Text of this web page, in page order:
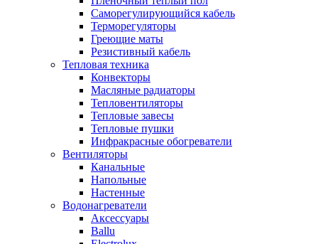
Саморегулирующийся кабель
Терморегуляторы
Греющие маты
Резистивный кабель
Тепловая техника
Конвекторы
Масляные радиаторы
Тепловентиляторы
Тепловые завесы
Тепловые пушки
Инфракрасные обогреватели
Вентиляторы
Канальные
Напольные
Настенные
Водонагреватели
Аксессуары
Ballu